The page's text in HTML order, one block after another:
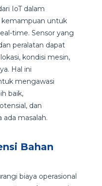
IoT dalam
kemampuan untuk
time. Sensor yang
peralatan dapat
kondisi mesin,
Hal ini
mengawasi
baik,
dan
ada masalah.
Bahan
biaya operasional